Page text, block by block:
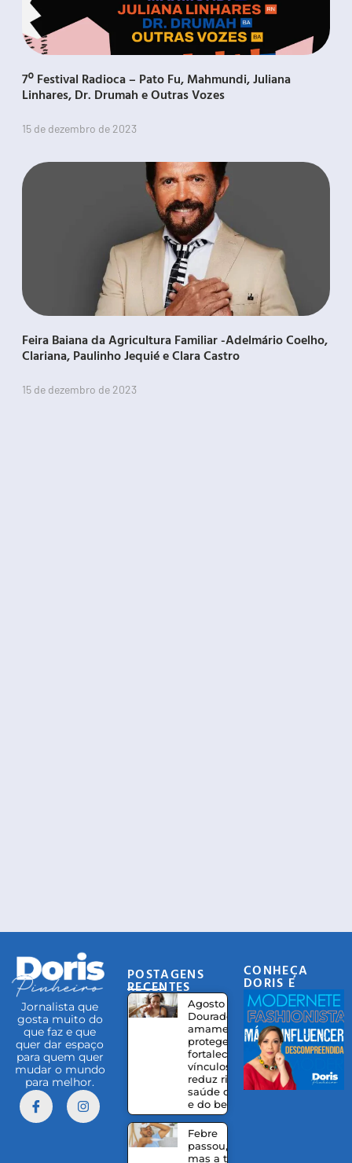
7º Festival Radioca – Pato Fu, Mahmundi, Juliana
Linhares, Dr. Drumah e Outras Vozes
15 de dezembro de 2023
Feira Baiana da Agricultura Familiar -Adelmário Coelho,
Clariana, Paulinho Jequié e Clara Castro
15 de dezembro de 2023
Jornalista que
gosta muito do
que faz e que
quer dar espaço
para quem quer
mudar o mundo
para melhor.
POSTAGENS
RECENTES
Agosto
Dourado:
amamentação
protege,
fortalece
vínculos e
reduz riscos à
saúde da mãe
e do bebê
Febre
passou,
mas a tosse
CONHEÇA
DORIS E
EQUIPE